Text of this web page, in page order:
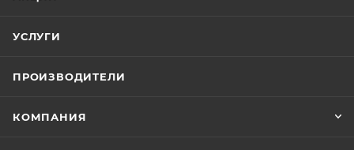
УСЛУГИ
ПРОИЗВОДИТЕЛИ
КОМПАНИЯ